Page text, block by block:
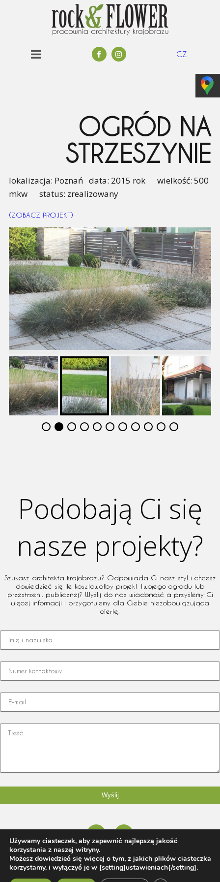
CZ
OGRÓD NA
STRZESZYNIE
lokalizacja: Poznań data: 2015 rok wielkość: 500
mkw status: zrealizowany
(ZOBACZ PROJEKT)
Podobają Ci się
nasze projekty?
Szukasz architekta krajobrazu? Odpowiada Ci nasz styl i chcesz
dowiedzieć się ile kosztowałby projekt Twojego ogrodu lub
przestrzeni, publicznej? Wyślij do nas wiadomość a przyślemy Ci
więcej informacji i przygotujemy dla Ciebie niezobowiązująca
ofertę.
© 2026 Honorata Jaworska tel: 665 120 098,honorata@rfstudio.pl
| Projektowanie i zakładanie ogrodów Poznańrfstudio.pl
Używamy ciasteczek, aby zapewnić najlepszą jakość
korzystania z naszej witryny.
Możesz dowiedzieć się więcej o tym, z jakich plików ciasteczka
korzystamy, i wyłączyć je w {setting]ustawieniach{/setting].